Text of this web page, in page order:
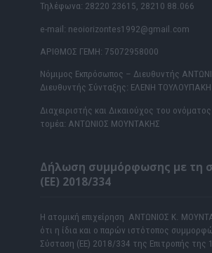
Τηλέφωνα: 28220 23615, 28210 88.066
e-mail: neoiorizontes1992@gmail.com
ΑΡΙΘΜΟΣ ΓΕΜΗ: 75072958000
Νόμιμος Εκπρόσωπος – Διευθυντής
Διευθυντής Σύνταξης: ΕΛΕΝΗ ΤΟΥΛΟΥΠΑΚΗ
Διαχειριστής και Δικαιούχος του ονόματος
τομέα: ΑΝΤΩΝΙΟΣ ΜΟΥΝΤΑΚΗΣ
Δήλωση συμμόρφωσης με τη
(ΕΕ) 2018/334
Η ατομική επιχείρηση ΑΝΤΩΝΙΟΣ Κ.
ότι η ίδια και ο παρών ιστότοπος
Σύσταση (ΕΕ) 2018/334 της Επιτροπής της